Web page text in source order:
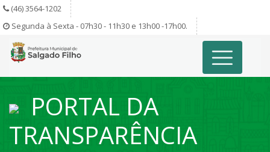
(46) 3564-1202
Segunda à Sexta - 07h30 - 11h30 e 13h00 -17h00.
PORTAL DA
TRANSPARÊNCIA